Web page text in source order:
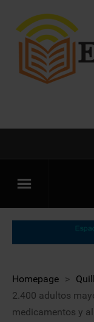
Homepage >
2.400 adultos
medicamentos y